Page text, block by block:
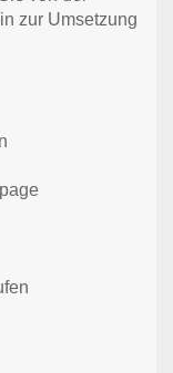
zur Umsetzung